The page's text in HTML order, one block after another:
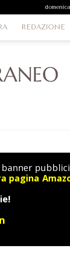
REDAZIONE
pagina